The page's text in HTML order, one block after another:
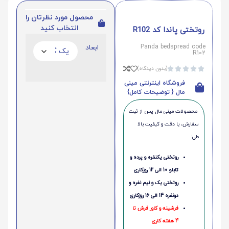
روتختی پاندا کد R102
Panda bedspread code
R102




(بدون دیدگاه)
فروشگاه اینترنتی مینی
مال { توضیحات کامل}
محصولات مینی‌ مال پس از ثبت
سفارش، با دقت و کیفیت بالا
طی:
روتختی یکنفره و پرده و
تابلو 10 الی 12 روزکاری
روتختی یک و نیم نفره و
دونفره 14 الی 16 روزکاری
فرشینه و کاور فرش تا
4 هفته کاری
محصول مورد نظرتان را
انتخاب کنید
ابعاد